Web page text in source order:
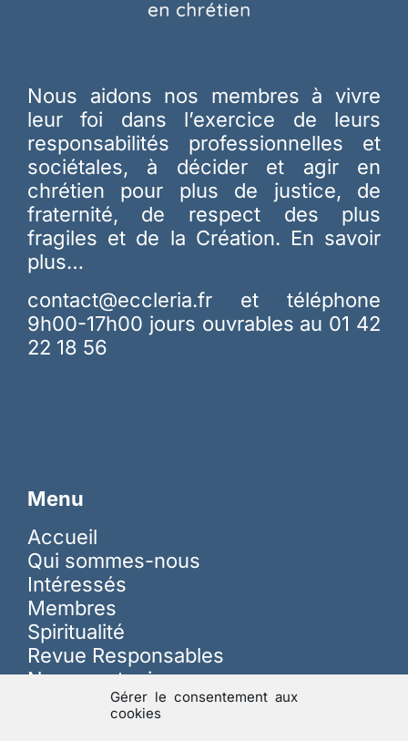
Gérer le consentement aux
cookies
Nous aidons nos membres à vivre
leur foi dans l’exercice de leurs
responsabilités professionnelles et
sociétales, à décider et agir en
chrétien pour plus de justice, de
fraternité, de respect des plus
fragiles et de la Création. En savoir
plus…
contact@eccleria.fr et téléphone
9h00-17h00 jours ouvrables au 01 42
22 18 56
Menu
Accueil
Qui sommes-nous
Intéressés
Membres
Spiritualité
Revue Responsables
Nous soutenir